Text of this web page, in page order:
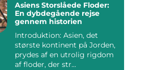
Asiens Storslåede Floder:
En dybdegående rejse
gennem historien
Introduktion: Asien, det
største kontinent på Jorden,
prydes af en utrolig rigdom
af floder, der str...